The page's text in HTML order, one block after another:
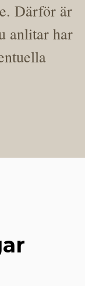
Därför är
anlitar har